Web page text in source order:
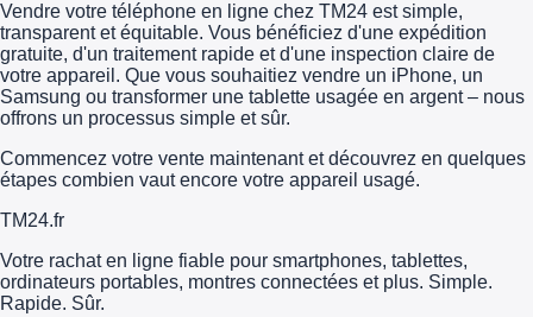
Vendre votre téléphone en ligne chez TM24 est simple,
transparent et équitable. Vous bénéficiez d'une expédition
gratuite, d'un traitement rapide et d'une inspection claire de
votre appareil. Que vous souhaitiez vendre un iPhone, un
Samsung ou transformer une tablette usagée en argent – nous
offrons un processus simple et sûr.
Commencez votre vente maintenant et découvrez en quelques
étapes combien vaut encore votre appareil usagé.
TM24.fr
Votre rachat en ligne fiable pour smartphones, tablettes,
ordinateurs portables, montres connectées et plus. Simple.
Rapide. Sûr.